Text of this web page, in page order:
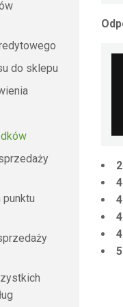
do sklepu
punktu